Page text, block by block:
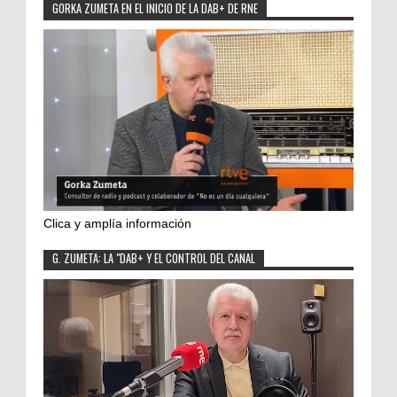
GORKA ZUMETA EN EL INICIO DE LA DAB+ DE RNE
Clica y amplía información
G. ZUMETA: LA "DAB+ Y EL CONTROL DEL CANAL